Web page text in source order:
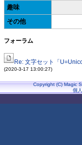
趣味
その他
フォーラム
Re: 文字セット「
(2020-3-17 13:00:27)
Copyright (C) Magic
個